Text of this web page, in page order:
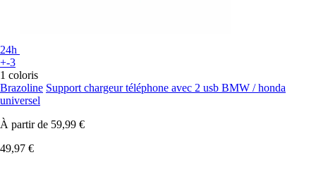
24h
+-3
1 coloris
Brazoline Support chargeur téléphone avec 2 usb BMW / honda
universel
À partir de 59,99 €
49,97 €